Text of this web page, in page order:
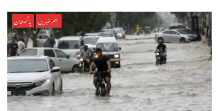
اہم خبریں پاکستان